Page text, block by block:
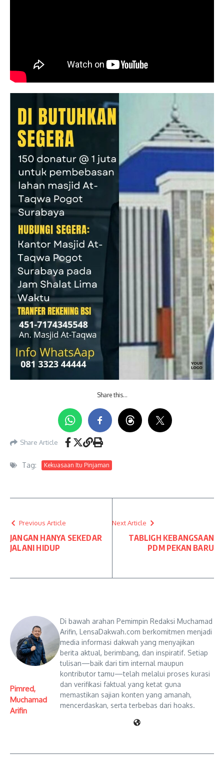
Share this…
Share Article
Tag: Kekuasaan Itu Pinjaman
Previous Article
JANGAN HANYA SEKEDAR
JALANI HIDUP
Next Article
TABLIGH KEBANGSAAN
PDM PEKAN BARU
Pimred,
Muchamad
Arifin
Di bawah arahan Pemimpin Redaksi Muchamad
Arifin, LensaDakwah.com berkomitmen menjadi
media informasi dakwah yang menyajikan
berita aktual, berimbang, dan inspiratif. Setiap
tulisan—baik dari tim internal maupun
kontributor tamu—telah melalui proses kurasi
dan verifikasi faktual yang ketat guna
memastikan sajian konten yang amanah,
mencerdaskan, serta terbebas dari hoaks.